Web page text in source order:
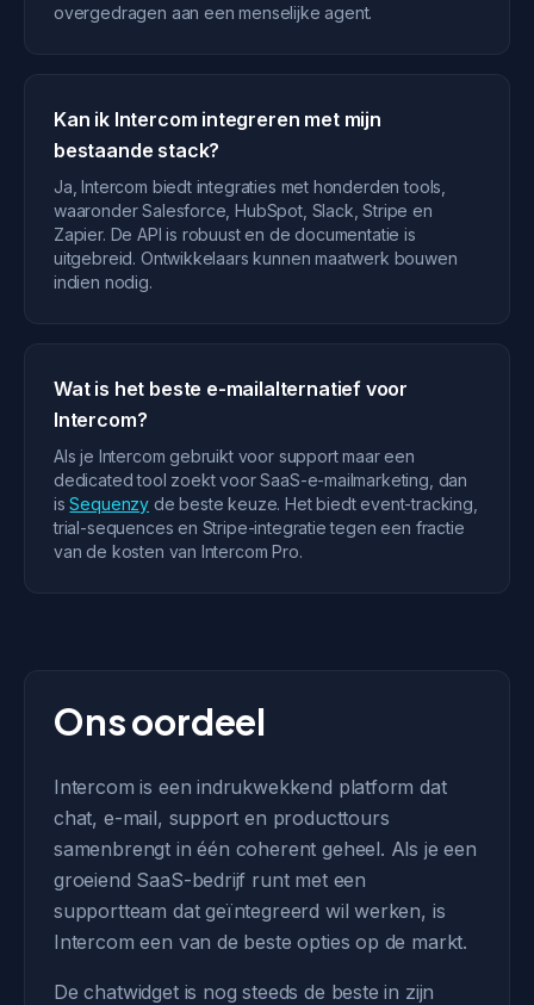
overgedragen aan een menselijke agent.
Kan ik Intercom integreren met mijn
bestaande stack?
Ja, Intercom biedt integraties met honderden tools,
waaronder Salesforce, HubSpot, Slack, Stripe en
Zapier. De API is robuust en de documentatie is
uitgebreid. Ontwikkelaars kunnen maatwerk bouwen
indien nodig.
Wat is het beste e-mailalternatief voor
Intercom?
Als je Intercom gebruikt voor support maar een
dedicated tool zoekt voor SaaS-e-mailmarketing, dan
isSequenzy de beste keuze. Het biedt event-tracking,
trial-sequences en Stripe-integratie tegen een fractie
van de kosten van Intercom Pro.
Ons oordeel
Intercom is een indrukwekkend platform dat
chat, e-mail, support en producttours
samenbrengt in één coherent geheel. Als je een
groeiend SaaS-bedrijf runt met een
supportteam dat geïntegreerd wil werken, is
Intercom een van de beste opties op de markt.
De chatwidget is nog steeds de beste in zijn